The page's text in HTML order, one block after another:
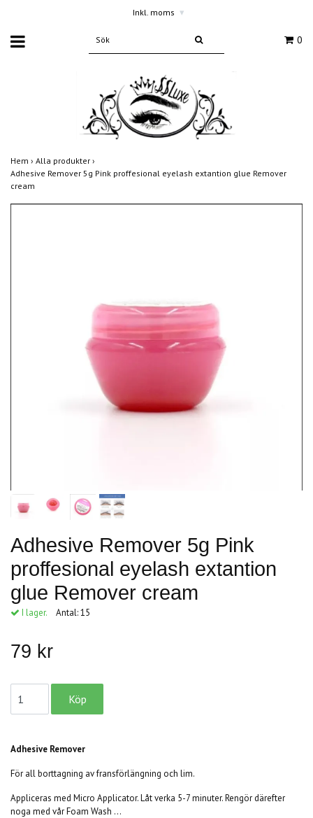
Inkl. moms ▾
0
Hem › Alla produkter ›
Adhesive Remover 5g Pink proffesional eyelash extantion glue Remover
cream
Adhesive Remover 5g Pink
proffesional eyelash extantion
glue Remover cream
I lager. Antal:15
79 kr
Adhesive Remover
För all borttagning av fransförlängning och lim.
Appliceras med Micro Applicator. Låt verka 5-7 minuter. Rengör därefter
noga med vår Foam Wash ...